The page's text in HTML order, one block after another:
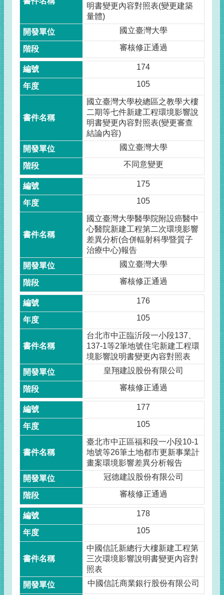
明書變更內容對照表(變更建築
量體)
國立臺灣大學
審核修正通過
174
105
國立臺灣大學校總區之教學大樓
二期等七件新建工程環境影響說
明書變更內容對照表(變更審查
結論內容)
國立臺灣大學
不同意變更
175
105
國立臺灣大學醫學院附設癌醫中
心醫院新建工程第二次環境影響
差異分析(合併輻射科學暨質子
治療中心)報告
國立臺灣大學
審核修正通過
176
105
台北市中正臨沂段一小段137、
137-1等2筆地號住宅新建工程環
境影響說明書變更內容對照表
皇翔建設股份有限公司
審核修正通過
177
105
臺北市中正區福和段一小段10-1
地號等26筆土地都市更新事業計
畫案環境影響差異分析報告
冠德建設股份有限公司
審核修正通過
178
105
中國信託新總行大樓新建工程第
三次環境影響說明書變更內容對
照表
中國信託商業銀行股份有限公司